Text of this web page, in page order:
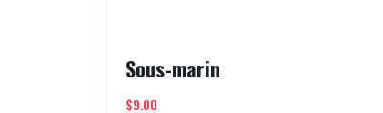
Sous-marin
$9.00